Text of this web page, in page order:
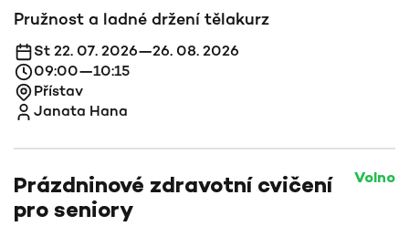
Pružnost a ladné držení tělakurz
St 22. 07. 2026—26. 08. 2026
09:00—10:15
Přístav
Janata Hana
Prázdninové zdravotní cvičení
pro seniory
Volno